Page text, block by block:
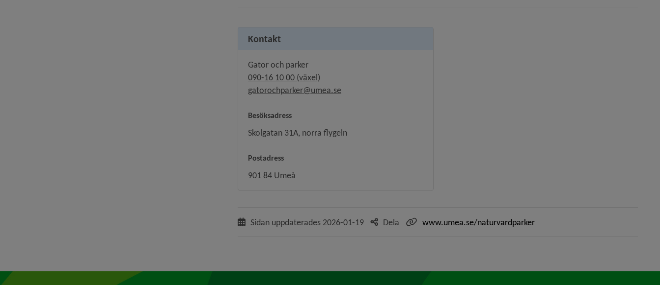
Kontakt
Gator och parker
090-16 10 00 (växel)
gatorochparker@umea.se
Besöksadress
Skolgatan 31A, norra flygeln
Postadress
901 84 Umeå
Sidan uppdaterades 2026-01-19 Dela www.umea.se/naturvardparker